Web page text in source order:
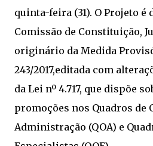
quinta-feira (31). O Projeto é
Comissão de Constituição,
originário da Medida
243/2017,editada com
da Lei nº 4.717, que dispõe
promoções nos Quadros de
Administração (QOA) e